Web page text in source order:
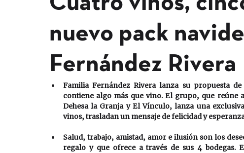
nuevo pack
Fernández Rivera
Familia Fernández Rivera lanza su propuesta
contiene algo más que vino. El grupo, que reúne
Dehesa la Granja y El Vínculo, lanza una
vinos, trasladan un mensaje de felicidad y
Salud, trabajo, amistad, amor e ilusión son los
regalo y que ofrece a través de sus 4 bodegas.